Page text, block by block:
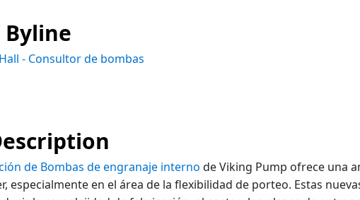
- Consultor de bombas
de Bombas de engranaje interno de Viking Pump ofrece una
especialmente en el área de la flexibilidad de porteo. Estas